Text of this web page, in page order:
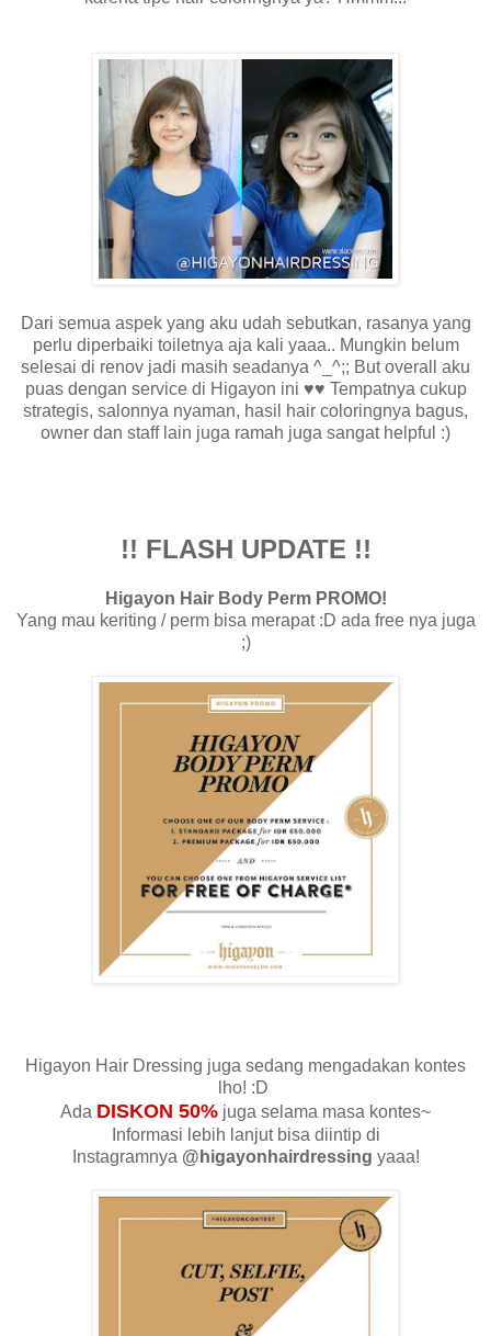
Dari semua aspek yang aku udah sebutkan, rasanya yang
perlu diperbaiki toiletnya aja kali yaaa.. Mungkin belum
selesai di renov jadi masih seadanya ^_^;; But overall aku
puas dengan service di Higayon ini ♥♥ Tempatnya cukup
strategis, salonnya nyaman, hasil hair coloringnya bagus,
owner dan staff lain juga ramah juga sangat helpful :)
!! FLASH UPDATE !!
Higayon Hair Body Perm PROMO!
Yang mau keriting / perm bisa merapat :D ada free nya juga
;)
Higayon Hair Dressing juga sedang mengadakan kontes
lho! :D
Ada DISKON 50% juga selama masa kontes~
Informasi lebih lanjut bisa diintip di
Instagramnya @higayonhairdressing yaaa!